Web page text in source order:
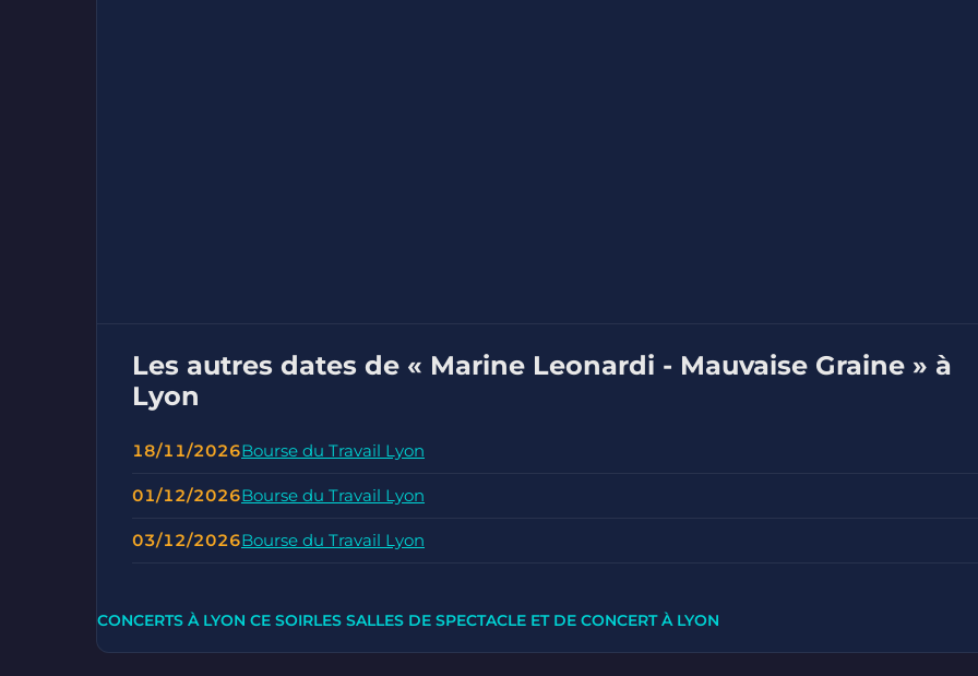
Les autres dates de « Marine Leonardi - Mauvaise Graine » à
Lyon
18/11/2026Bourse du Travail Lyon
01/12/2026Bourse du Travail Lyon
03/12/2026Bourse du Travail Lyon
CONCERTS À LYON CE SOIRLES SALLES DE SPECTACLE ET DE CONCERT À LYON